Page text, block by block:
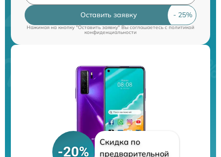
Оставить заявку
Нажимая на кнопку "Оставить заявку" Вы соглашаетесь cполитикой
конфиденциальности
-20%
Скидка по
предварительной